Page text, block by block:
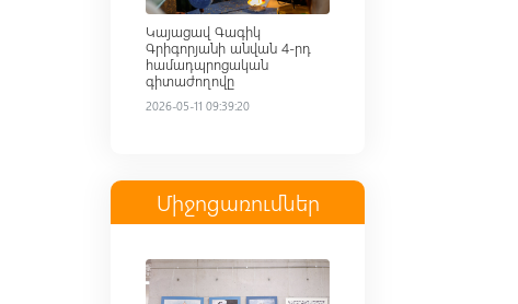
Կայացավ Գագիկ
Գրիգորյանի անվան 4-րդ
համադպրոցական
գիտաժողովը
2026-05-11 09:39:20
Միջոցառումներ
Read more